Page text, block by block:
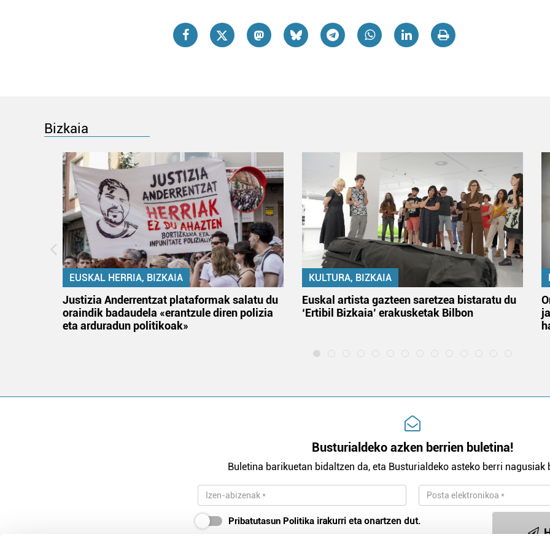
Bizkaia
EUSKAL HERRIA, BIZKAIA
Justizia Anderrentzat plataformak salatu du
oraindik badaudela «erantzule diren polizia
eta arduradun politikoak»
KULTURA, BIZKAIA
Euskal artista gazteen saretzea bistaratu du
‘Ertibil Bizkaia’ erakusketak Bilbon
Busturialdeko azken berrien buletina!
Buletina barikuetan bidaltzen da, eta Busturialdeko asteko berri nagusiak
Pribatutasun Politika irakurri eta onartzen dut.